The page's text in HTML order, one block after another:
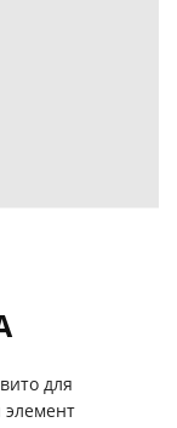
для
элемент